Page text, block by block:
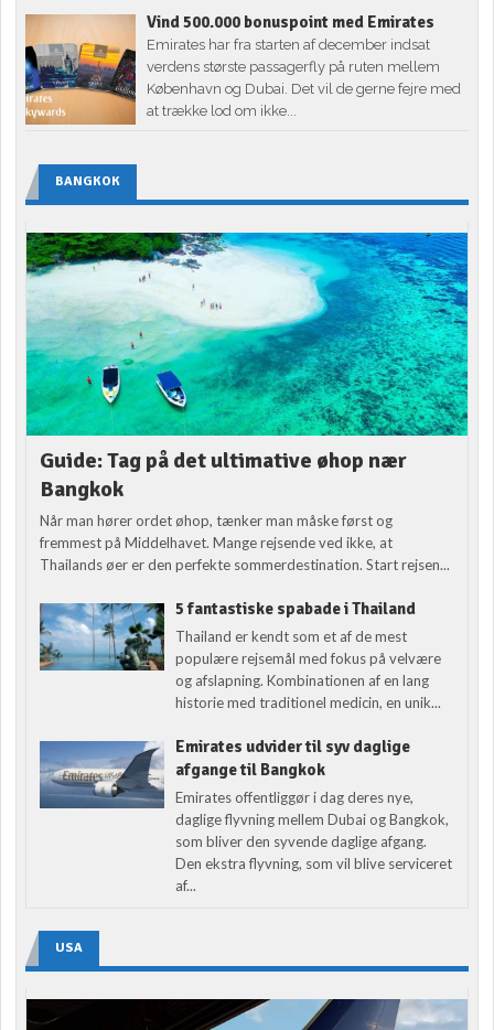
Vind 500.000 bonuspoint med Emirates
Emirates har fra starten af december indsat
verdens største passagerfly på ruten mellem
København og Dubai. Det vil de gerne fejre med
at trække lod om ikke...
BANGKOK
Guide: Tag på det ultimative øhop nær
Bangkok
Når man hører ordet øhop, tænker man måske først og
fremmest på Middelhavet. Mange rejsende ved ikke, at
Thailands øer er den perfekte sommerdestination. Start rejsen...
5 fantastiske spabade i Thailand
Thailand er kendt som et af de mest
populære rejsemål med fokus på velvære
og afslapning. Kombinationen af en lang
historie med traditionel medicin, en unik...
Emirates udvider til syv daglige
afgange til Bangkok
Emirates offentliggør i dag deres nye,
daglige flyvning mellem Dubai og Bangkok,
som bliver den syvende daglige afgang.
Den ekstra flyvning, som vil blive serviceret
af...
USA